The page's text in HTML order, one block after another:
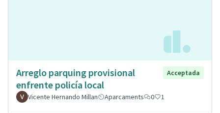
Arreglo parquing provisional
enfrente policía local
Acceptada
Vicente Hernando Millan Aparcaments 0 1